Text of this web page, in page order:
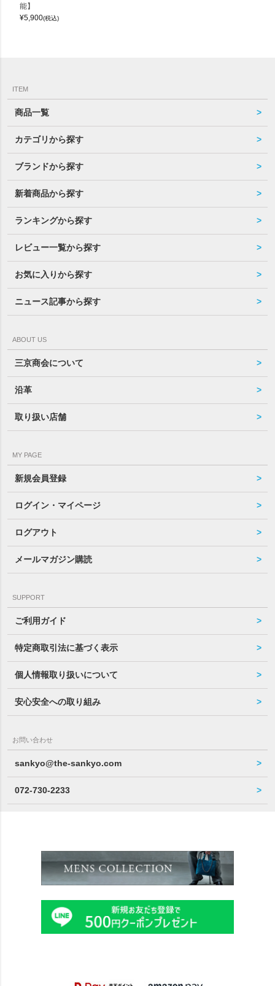
能】
¥5,900(税込)
ITEM
商品一覧
カテゴリから探す
ブランドから探す
新着商品から探す
ランキングから探す
レビュー一覧から探す
お気に入りから探す
ニュース記事から探す
ABOUT US
三京商会について
沿革
取り扱い店舗
MY PAGE
新規会員登録
ログイン・マイページ
ログアウト
メールマガジン購読
SUPPORT
ご利用ガイド
特定商取引法に基づく表示
個人情報取り扱いについて
安心安全への取り組み
お問い合わせ
sankyo@the-sankyo.com
072-730-2233